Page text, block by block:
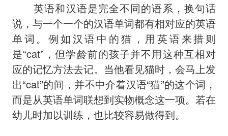
英语和汉语是完全不同的语系，换句话
说，与一个一个的汉语单词都有相对应的英语
单词。例如汉语中的猫，用英语来措则
是“cat”，但学龄前的孩子并不用这种互相对
应的记忆方法去记。当他看见猫时，会马上发
出“cat”的间，并不中介着汉语“猫”的这个词，
而是从英语单词联想到实物概念这一项。若在
幼儿时加以训练，也比较容易做得到。